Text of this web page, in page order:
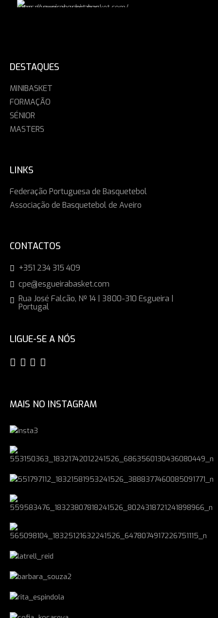
DESTAQUES
MINIBASKET
FORMAÇÃO
SÉNIOR
MASTERS
LINKS
Federação Portuguesa de Basquetebol
Associação de Basquetebol de Aveiro
CONTACTOS
+351 234 315 409
cpe@esgueirabasket.com
Rua José Falcão, Nº 14 | 3800-310 Esgueira |
Portugal
LIGUE-SE A NÓS
MAIS NO INSTAGRAM